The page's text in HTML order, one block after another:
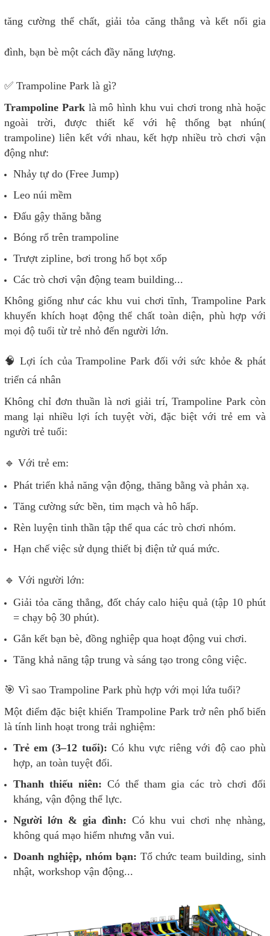
tăng cường thể chất, giải tỏa căng thẳng và kết nối gia
đình, bạn bè một cách đầy năng lượng.
✅ Trampoline Park là gì?
Trampoline Parklà mô hình khu vui chơi trong nhà hoặc
ngoài trời, được thiết kế với hệ thống bạt nhún(
trampoline) liên kết với nhau, kết hợp nhiều trò chơi vận
động như:
Nhảy tự do (Free Jump)
Leo núi mềm
Đấu gậy thăng bằng
Bóng rổ trên trampoline
Trượt zipline, bơi trong hố bọt xốp
Các trò chơi vận động team building...
Không giống như các khu vui chơi tĩnh, Trampoline Park
khuyến khích hoạt động thể chất toàn diện, phù hợp với
mọi độ tuổi từ trẻ nhỏ đến người lớn.
🧠 Lợi ích của Trampoline Park đối với sức khỏe & phát
triển cá nhân
Không chỉ đơn thuần là nơi giải trí, Trampoline Park còn
mang lại nhiều lợi ích tuyệt vời, đặc biệt với trẻ em và
người trẻ tuổi:
🔹 Với trẻ em:
Phát triển khả năng vận động, thăng bằng và phản xạ.
Tăng cường sức bền, tim mạch và hô hấp.
Rèn luyện tinh thần tập thể qua các trò chơi nhóm.
Hạn chế việc sử dụng thiết bị điện tử quá mức.
🔹 Với người lớn:
Giải tỏa căng thẳng, đốt cháy calo hiệu quả (tập 10 phút
= chạy bộ 30 phút).
Gắn kết bạn bè, đồng nghiệp qua hoạt động vui chơi.
Tăng khả năng tập trung và sáng tạo trong công việc.
🎯 Vì sao Trampoline Park phù hợp với mọi lứa tuổi?
Một điểm đặc biệt khiến Trampoline Park trở nên phổ biến
là tính linh hoạt trong trải nghiệm:
Trẻ em (3–12 tuổi): Có khu vực riêng với độ cao phù
hợp, an toàn tuyệt đối.
Thanh thiếu niên: Có thể tham gia các trò chơi đối
kháng, vận động thể lực.
Người lớn & gia đình: Có khu vui chơi nhẹ nhàng,
không quá mạo hiểm nhưng vẫn vui.
Doanh nghiệp, nhóm bạn: Tổ chức team building, sinh
nhật, workshop vận động...